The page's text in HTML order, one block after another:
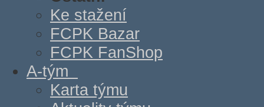
Ke stažení
FCPK Bazar
FCPK FanShop
A-tým
Karta týmu